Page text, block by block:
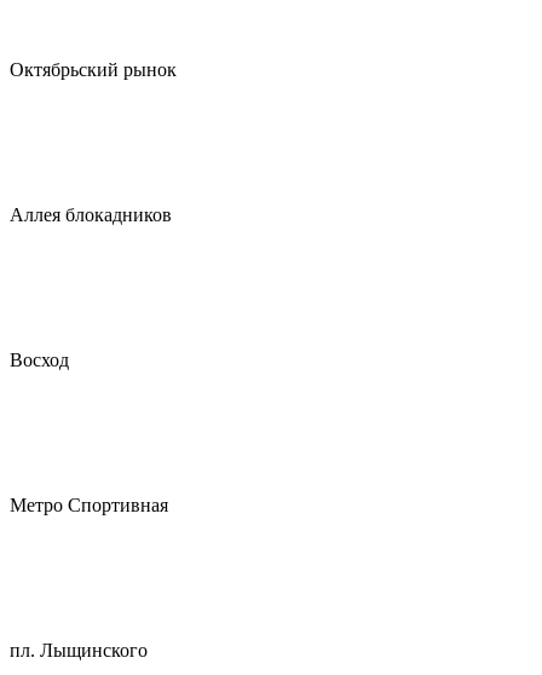
Октябрьский рынок
Аллея блокадников
Восход
Метро Спортивная
пл. Лыщинского